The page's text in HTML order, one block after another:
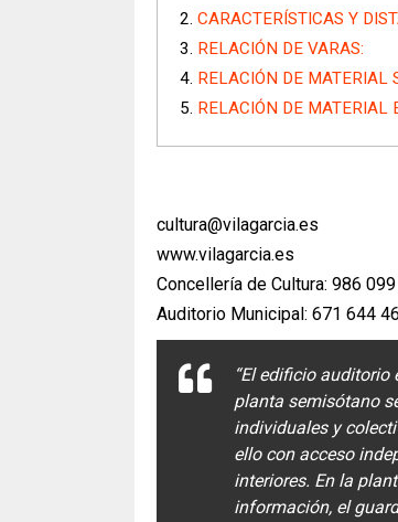
CARACTERÍSTICAS Y
RELACIÓN DE VARAS:
RELACIÓN DE MATERIAL
RELACIÓN DE MATERIAL
cultura@vilagarcia.es
www.vilagarcia.es
Concellería de Cultura: 986
Auditorio Municipal: 671 644
“El edificio
planta semisótano
individuales y
ello con acceso
interiores. En la
información, el